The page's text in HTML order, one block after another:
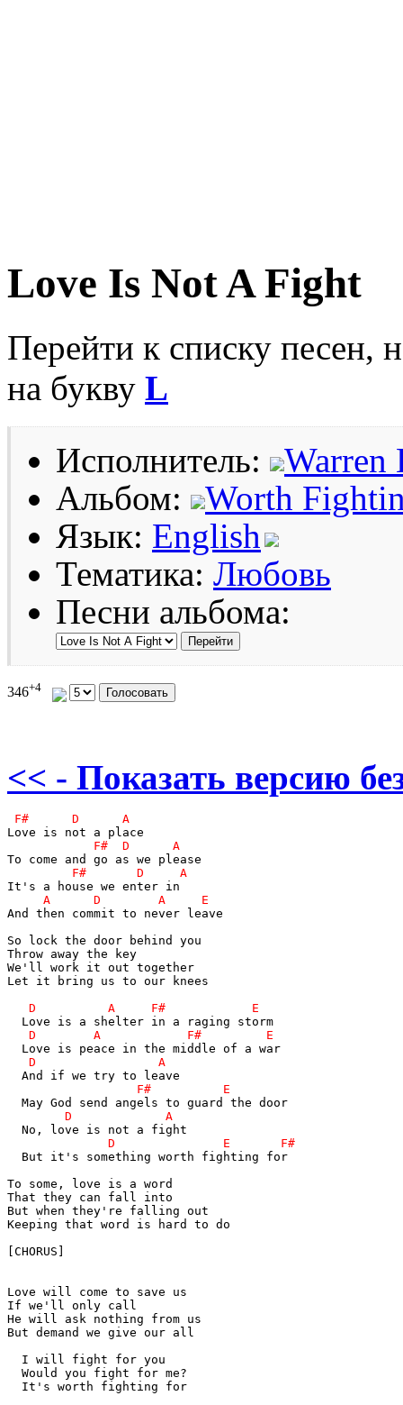
Love Is Not A Fight
Перейти к списку песен,
на букву L
Исполнитель:
Warren
Альбом:
Worth
Язык: English
Тематика: Любовь
Песни альбома:
346+4
<< - Показать версию
And then commit to never leave
So lock the door behind you
Throw away the key
We'll work it out together
Let it bring us to our knees
  But it's something worth fighting for
To some, love is a word
That they can fall into
But when they're falling out
Keeping that word is hard to do
[CHORUS]
Love will come to save us
If we'll only call
He will ask nothing from us
But demand we give our all
  I will fight for you
  Would you fight for me?